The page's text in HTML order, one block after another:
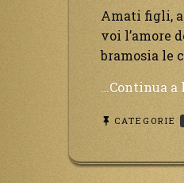
Amati figli,
voi l’amore
bramosia le
…Continua a
CATEGORIE